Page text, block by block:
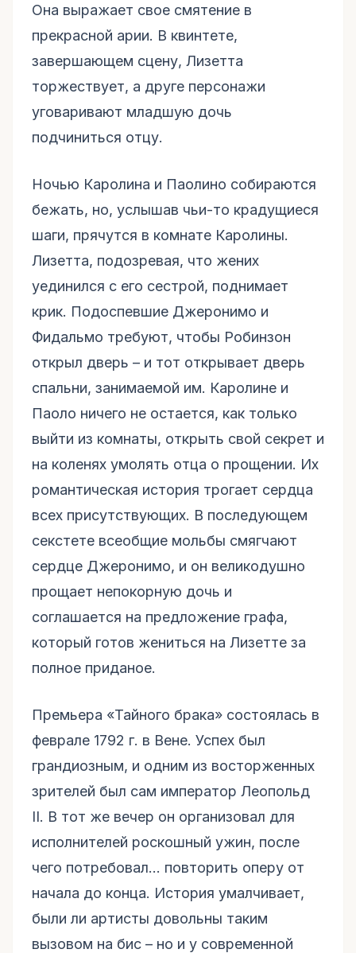
Она выражает свое смятение в
прекрасной арии. В квинтете,
завершающем сцену, Лизетта
торжествует, а друге персонажи
уговаривают младшую дочь
подчиниться отцу.
Ночью Каролина и Паолино собираются
бежать, но, услышав чьи-то крадущиеся
шаги, прячутся в комнате Каролины.
Лизетта, подозревая, что жених
уединился с его сестрой, поднимает
крик. Подоспевшие Джеронимо и
Фидальмо требуют, чтобы Робинзон
открыл дверь – и тот открывает дверь
спальни, занимаемой им. Каролине и
Паоло ничего не остается, как только
выйти из комнаты, открыть свой секрет и
на коленях умолять отца о прощении. Их
романтическая история трогает сердца
всех присутствующих. В последующем
секстете всеобщие мольбы смягчают
сердце Джеронимо, и он великодушно
прощает непокорную дочь и
соглашается на предложение графа,
который готов жениться на Лизетте за
полное приданое.
Премьера «Тайного брака» состоялась в
феврале 1792 г. в Вене. Успех был
грандиозным, и одним из восторженных
зрителей был сам император Леопольд
II. В тот же вечер он организовал для
исполнителей роскошный ужин, после
чего потребовал… повторить оперу от
начала до конца. История умалчивает,
были ли артисты довольны таким
вызовом на бис – но и у современной